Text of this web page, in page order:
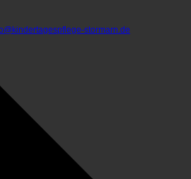
stormarn.de